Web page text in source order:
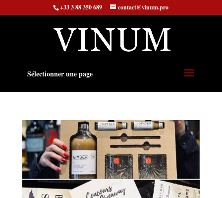
+33 3 88 350 689 contact@vinum.pro
Sélectionner une page